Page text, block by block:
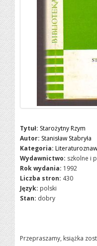
Tytuł: Starożytny Rzym
Autor: Stanisław Stabryła
Kategoria:
Wydawnictwo: szkolne i
Rok wydania: 1992
Liczba stron: 430
Język: polski
Stan: dobry
Przepraszamy, książka